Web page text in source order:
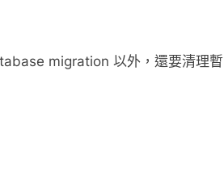
migration 以外，還要清理暫